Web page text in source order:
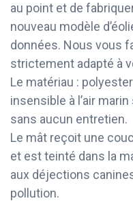
au point et de
nouveau modèle
données. Nous vous
strictement adapté à
Le matériau :
insensible à l’air
sans aucun entretien.
Le mât reçoit une
et est teinté dans la
aux déjections
pollution.